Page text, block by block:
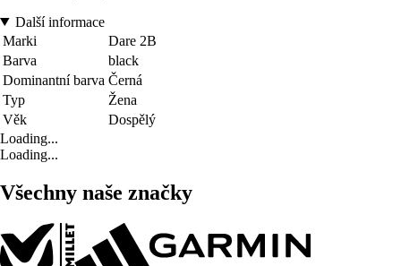
Další informace
Marki
Dare 2B
Barva
black
Dominantní barva Černá
Typ
Žena
Věk
Dospělý
Loading...
Loading...
Všechny naše značky